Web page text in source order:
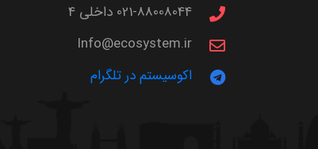
021-88008044 داخلی 4
Info@ecosystem.ir
اکوسیستم در تلگرام